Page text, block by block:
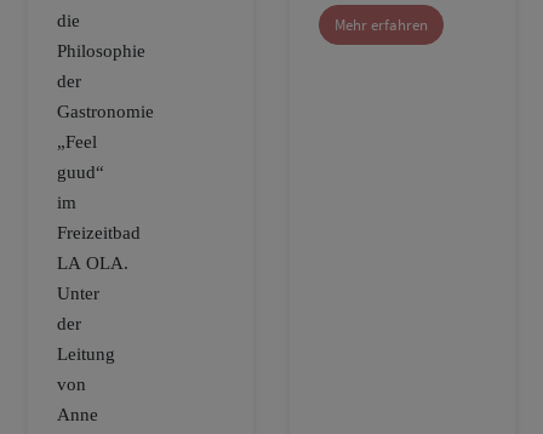
die
Philosophie
der
Gastronomie
„Feel
guud“
im
Freizeitbad
LA OLA.
Unter
der
Leitung
von
Anne
Mehr erfahren